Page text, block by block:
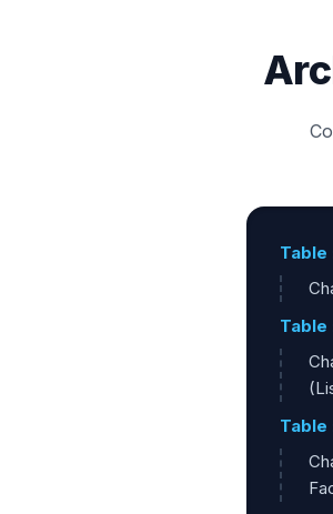
Table
Table
Table